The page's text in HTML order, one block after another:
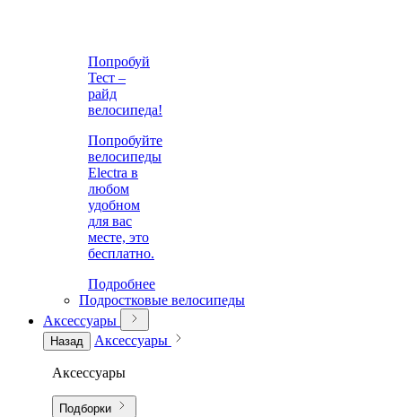
Попробуй
Тест –
райд
велосипеда!
Попробуйте
велосипеды
Electra в
любом
удобном
для вас
месте, это
бесплатно.
Подробнее
Подростковые велосипеды
Аксессуары
Назад Аксессуары
Аксессуары
Подборки